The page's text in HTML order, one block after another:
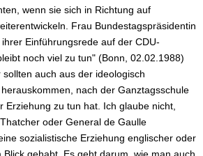
wenn sie sich in Richtung auf
Frau Bundestagspräsidentin
Einführungsrede auf der CDU-
noch viel zu tun" (Bonn, 02.02.1988)
auch aus der ideologisch
nach der Ganztagsschule
Erziehung zu tun hat. Ich glaube nicht,
oder General de Gaulle
sozialistische Erziehung englischer oder
gehabt. Es geht darum, wie man auch